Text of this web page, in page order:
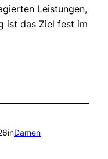
Leistungen,
ist das Ziel fest im
inDamen